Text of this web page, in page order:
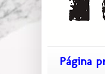
Página